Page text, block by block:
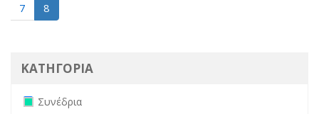
7
8
ΚΑΤΗΓΟΡΙΑ
Remove Συνέδρια filter
Συνέδρια